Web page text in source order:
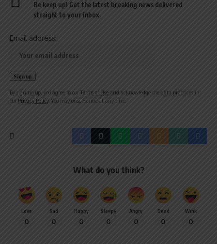
Be keep up! Get the latest breaking news delivered
straight to your inbox.
Email address:
By signing up, you agree to our Terms of Use and acknowledge the data practices in
our Privacy Policy. You may unsubscribe at any time.
What do you think?
Love
0
Sad
0
Happy
0
Sleepy
0
Angry
0
Dead
0
Wink
0